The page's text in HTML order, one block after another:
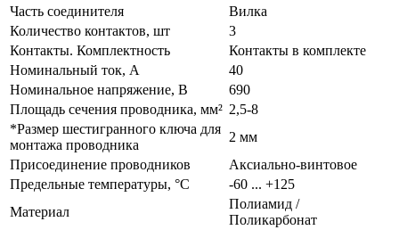
Часть соединителя
Вилка
Количество контактов, шт
3
Контакты. Комплектность
Контакты в комплекте
Номинальный ток, А
40
Номинальное напряжение, В
690
Площадь сечения проводника, мм² 2,5-8
*Размер шестигранного ключа для
монтажа проводника
2 мм
Присоединение проводников
Аксиально-винтовое
Предельные температуры, °C
-60 ... +125
Материал
Полиамид /
Поликарбонат